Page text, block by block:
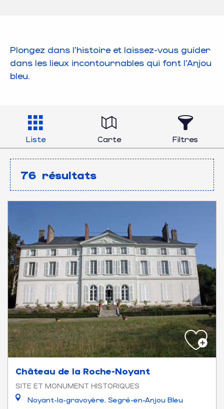
Plongez dans l’histoire et laissez-vous guider
dans les lieux incontournables qui font l’Anjou
bleu.
Liste Carte Filtres
76 résultats
Château de la Roche-Noyant
SITE ET MONUMENT HISTORIQUES
Noyant-la-gravoyère, Segré-en-Anjou Bleu